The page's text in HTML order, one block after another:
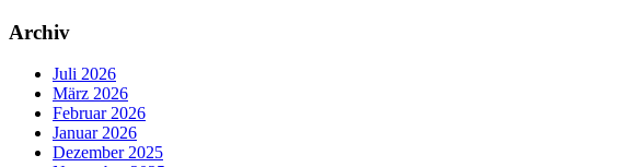
Archiv
Juli 2026
März 2026
Februar 2026
Januar 2026
Dezember 2025